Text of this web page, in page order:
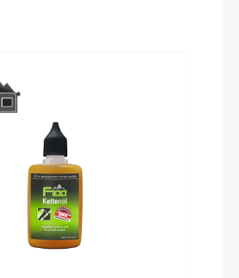
Pedale
ACID PP Trekking
Ständer
ACID FM Pure Kickstand